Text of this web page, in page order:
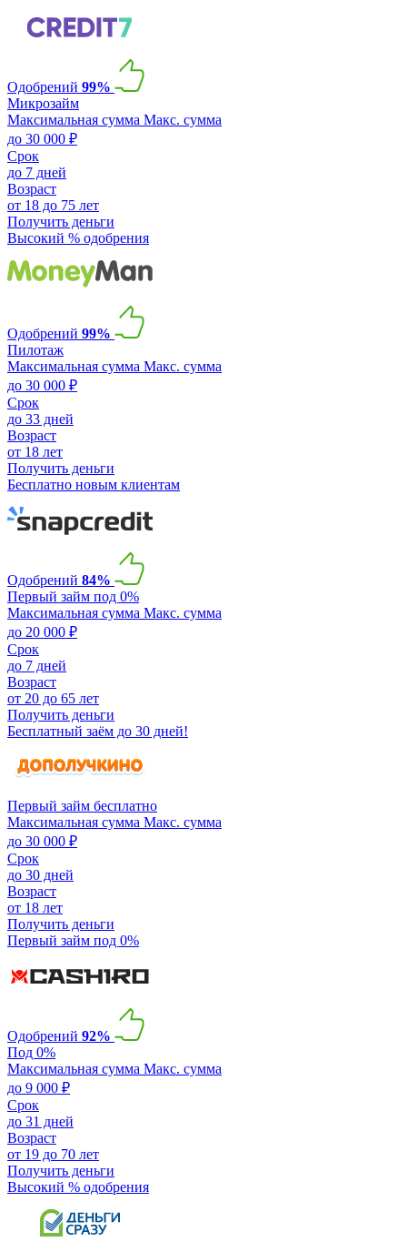
Одобрений 99%
Микрозайм
Максимальная сумма Макс. сумма
до 30 000 ₽
Срок
до 7 дней
Возраст
от 18 до 75 лет
Получить деньги
Высокий % одобрения
Одобрений 99%
Пилотаж
Максимальная сумма Макс. сумма
до 30 000 ₽
Срок
до 33 дней
Возраст
от 18 лет
Получить деньги
Бесплатно новым клиентам
Одобрений 84%
Первый займ под 0%
Максимальная сумма Макс. сумма
до 20 000 ₽
Срок
до 7 дней
Возраст
от 20 до 65 лет
Получить деньги
Бесплатный заём до 30 дней!
Первый займ бесплатно
Максимальная сумма Макс. сумма
до 30 000 ₽
Срок
до 30 дней
Возраст
от 18 лет
Получить деньги
Первый займ под 0%
Одобрений 92%
Под 0%
Максимальная сумма Макс. сумма
до 9 000 ₽
Срок
до 31 дней
Возраст
от 19 до 70 лет
Получить деньги
Высокий % одобрения